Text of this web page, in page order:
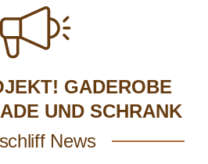
GADEROBE
UND SCHRANK
News